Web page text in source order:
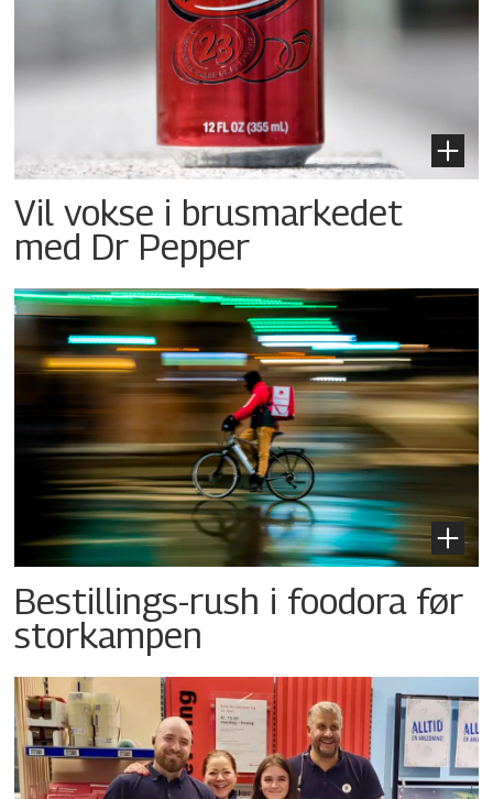
Vil vokse i brusmarkedet
med Dr Pepper
Bestillings-rush i foodora før
storkampen